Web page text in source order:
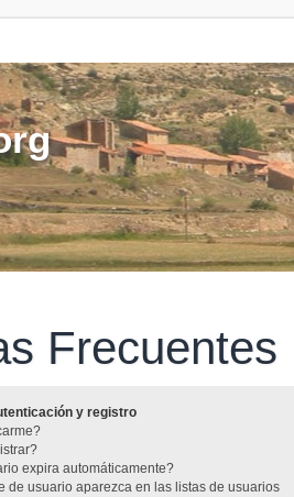
Frecuentes
y registro
expira automáticamente?
de usuario aparezca en las listas de usuarios